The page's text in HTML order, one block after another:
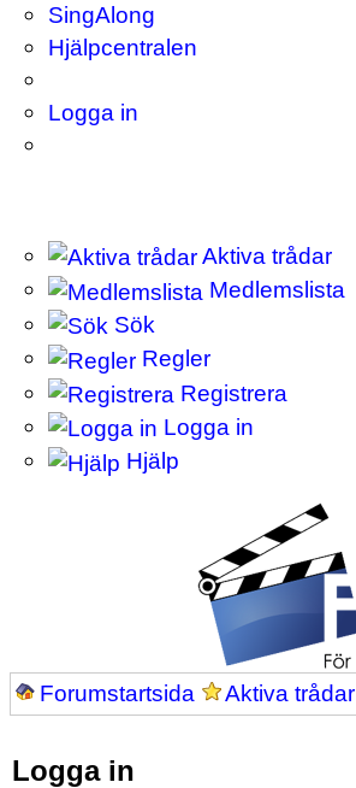
SingAlong
Hjälpcentralen
Logga in
Aktiva trådar
Medlemslista
Sök
Regler
Registrera
Logga in
Hjälp
Forumstartsida Aktiva trådar
Logga in